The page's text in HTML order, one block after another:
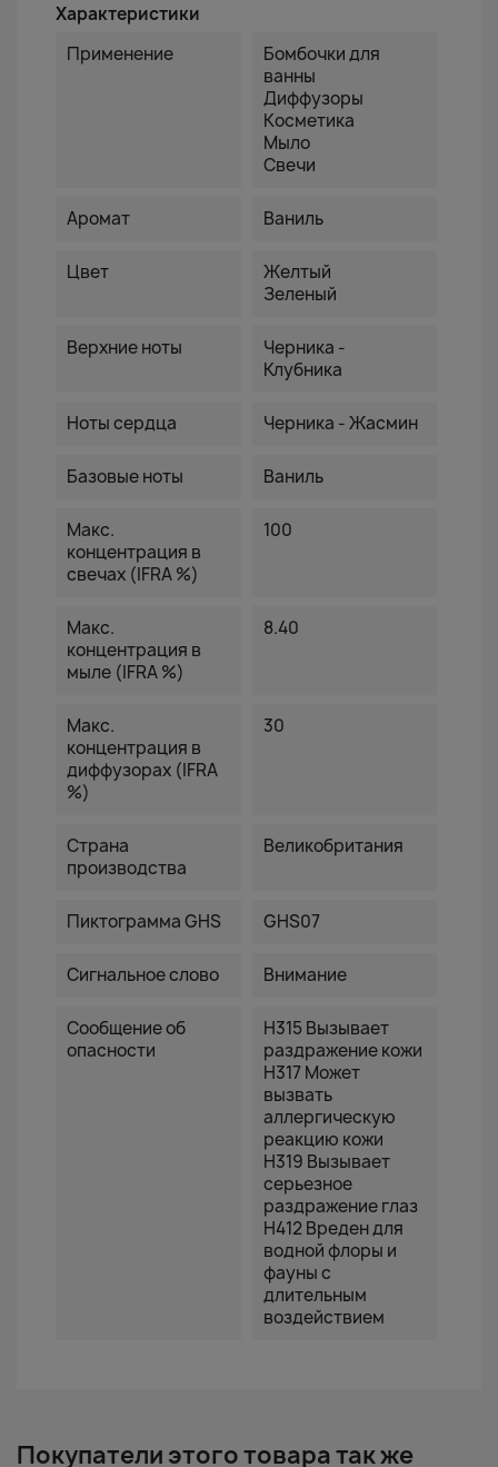
Характеристики
Применение
Бомбочки для
ванны
Диффузоры
Косметика
Мыло
Свечи
Аромат Ваниль
Цвет
Желтый
Зеленый
Верхние ноты
Черника -
Клубника
Ноты сердца Черника - Жасмин
Базовые ноты Ваниль
Макс.
концентрация в
свечах (IFRA %)
100
Макс.
концентрация в
мыле (IFRA %)
8.40
Макс.
концентрация в
диффузорах (IFRA
%)
30
Страна
производства
Великобритания
Пиктограмма GHS GHS07
Сигнальное слово Внимание
Сообщение об
опасности
H315 Вызывает
раздражение кожи
H317 Может
вызвать
аллергическую
реакцию кожи
H319 Вызывает
серьезное
раздражение глаз
H412 Вреден для
водной флоры и
фауны с
длительным
воздействием
Покупатели этого товара так же